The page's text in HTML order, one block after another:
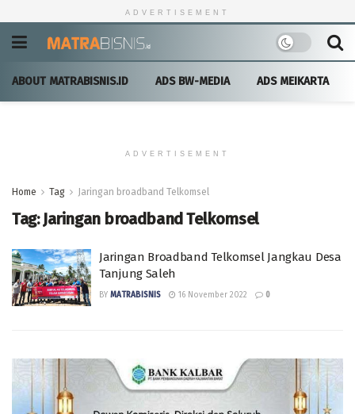
ADVERTISEMENT
ABOUT MATRABISNIS.ID ADS BW-MEDIA ADS MEIKARTA
ADVERTISEMENT
Home Tag Jaringan broadband Telkomsel
Tag:Jaringan broadband Telkomsel
Jaringan Broadband Telkomsel Jangkau Desa
Tanjung Saleh
BY MATRABISNIS 16 November 2022 0